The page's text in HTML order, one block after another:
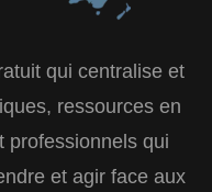
qui centralise et
ressources en
professionnels qui
et agir face aux